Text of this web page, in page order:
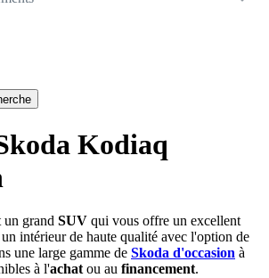
Kodiaq
un grand SUV qui vous offre un excellent
intérieur de haute qualité avec l'option de
une large gamme de Skoda d'occasion à
à l'achat ou au financement.